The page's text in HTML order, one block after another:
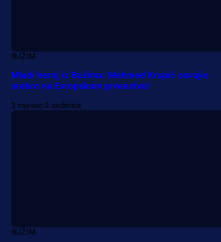
BUŽIM
Mladi heroj iz Bužima: Mehmed Krupić osvojio
srebro na Evropskom prvenstvu!
3 mjesec 3 sedmica
BUŽIM